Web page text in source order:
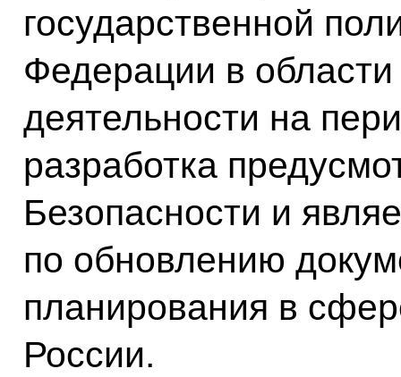
государственной
Федерации в
деятельности на
разработка
Безопасности и
по обновлению
планирования в
России.